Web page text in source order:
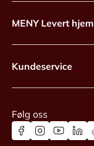
MENY Levert hjem
Kundeservice
Følg oss